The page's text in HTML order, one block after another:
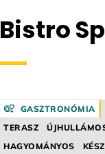
Bistro
GASZTRONÓMIA
TERASZ
HAGYOMÁNYOS